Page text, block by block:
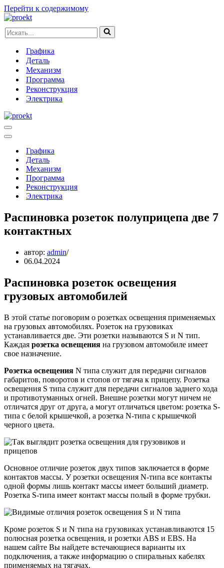
Перейти к содержимому
Искать...
Графика
Деталь
Механизм
Программа
Реконструкция
Электрика
Меню
навигации
Меню
навигацииГрафика
Деталь
Механизм
Программа
Реконструкция
Электрика
Распиновка розеток полуприцепа две 7
контактных
автор: admin
06.04.2024
Распиновка розеток освещения
грузовых автомобилей
В этой статье поговорим о розетках освещения применяемых
на грузовых автомобилях. Розеток на грузовиках
устанавливается две. Эти розетки называются S и N тип.
Каждая розетка освещения на грузовом автомобиле имеет
свое назначение.
Розетка освещения N типа служит для передачи сигналов
габаритов, поворотов и стопов от тягача к прицепу. Розетка
освещения S типа служит для передачи сигналов заднего хода
и противотуманных огней. Внешне розетки могут ничем не
отличатся друг от друга, а могут отличаться цветом: розетка S-
типа с белой крышечкой, а розетка N-типа с крышечкой
черного цвета.
Основное отличие розеток двух типов заключается в форме
контактов массы. У розетки освещения N-типа все контакты
одной формы лишь контакт массы имеет больший диаметр.
Розетка S-типа имеет контакт массы полый в форме трубки.
Кроме розеток S и N типа на грузовиках устанавливаются 15
полюсная розетка освещения, и розетки ABS и EBS. На
нашем сайте Вы найдете встечающиеся варианты их
подключения, а также информацию о спиральных кабелях
применяемых на тягачах.